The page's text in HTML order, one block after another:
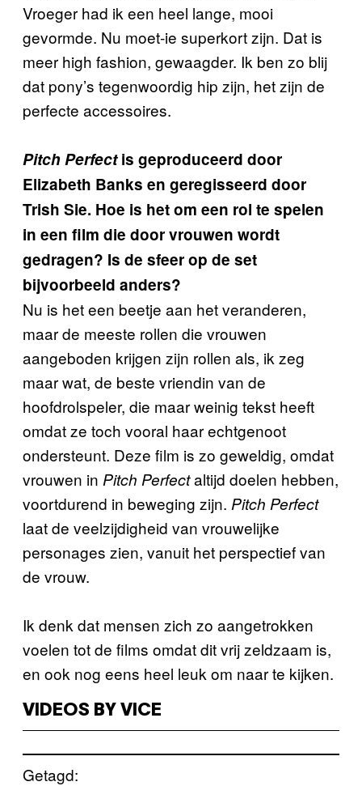
Vroeger had ik een heel lange, mooi
gevormde. Nu moet-ie superkort zijn. Dat is
meer high fashion, gewaagder. Ik ben zo blij
dat pony’s tegenwoordig hip zijn, het zijn de
perfecte accessoires.
Pitch Perfectis geproduceerd door
Elizabeth Banks en geregisseerd door
Trish Sie. Hoe is het om een rol te spelen
in een film die door vrouwen wordt
gedragen? Is de sfeer op de set
bijvoorbeeld anders?
Nu is het een beetje aan het veranderen,
maar de meeste rollen die vrouwen
aangeboden krijgen zijn rollen als, ik zeg
maar wat, de beste vriendin van de
hoofdrolspeler, die maar weinig tekst heeft
omdat ze toch vooral haar echtgenoot
ondersteunt. Deze film is zo geweldig, omdat
vrouwen in Pitch Perfectaltijd doelen hebben,
voortdurend in beweging zijn. Pitch Perfect
laat de veelzijdigheid van vrouwelijke
personages zien, vanuit het perspectief van
de vrouw.
Ik denk dat mensen zich zo aangetrokken
voelen tot de films omdat dit vrij zeldzaam is,
en ook nog eens heel leuk om naar te kijken.
VIDEOS BY VICE
Getagd: